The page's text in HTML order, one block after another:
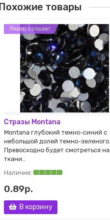
Похожие товары
Лидер продаж!
Стразы Montana
Montana глубокий темно-синий с
небольшой долей темно-зеленого.
Превосходно будет смотреться на
ткани..
0.89р.
В корзину